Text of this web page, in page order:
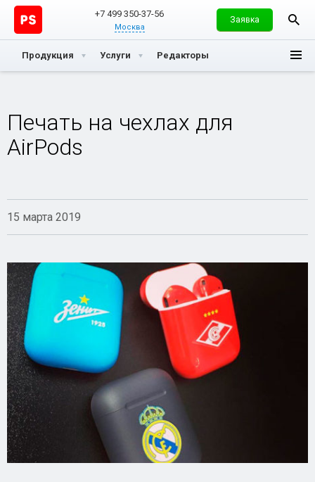
+7 499 350-37-56
Москва
Заявка
Продукция Услуги Редакторы
Печать на чехлах для
AirPods
15 марта 2019